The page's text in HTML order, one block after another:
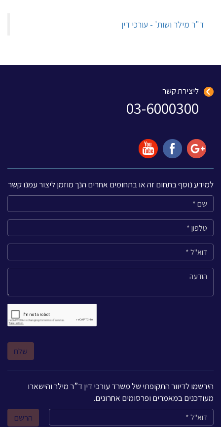
‏ד"ר מילר ושות' - עורכי דין‏
ליצירת קשר
03-6000300
למידע נוסף בתחום זה או בתחומים אחרים הנך מוזמן ליצור עמנו קשר
הירשמו לדיוור התקופתי של משרד עורכי דין ד”ר מילר והישארו
מעודכנים במאמרים ופרסומים אחרונים.